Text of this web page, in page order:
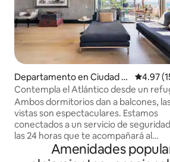
Departamento en Ciudad d
el Cabo
4.97
Contempla el Atlántico desde un
con paredes de cristal
Ambos dormitorios dan a balcones,
vistas son espectaculares. Estamos
conectados a un servicio de seguridad
las 24 horas que te acompañará al
apartamento si vuelves tarde o solo a
Amenidades